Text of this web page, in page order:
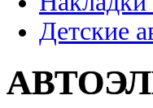
Детские